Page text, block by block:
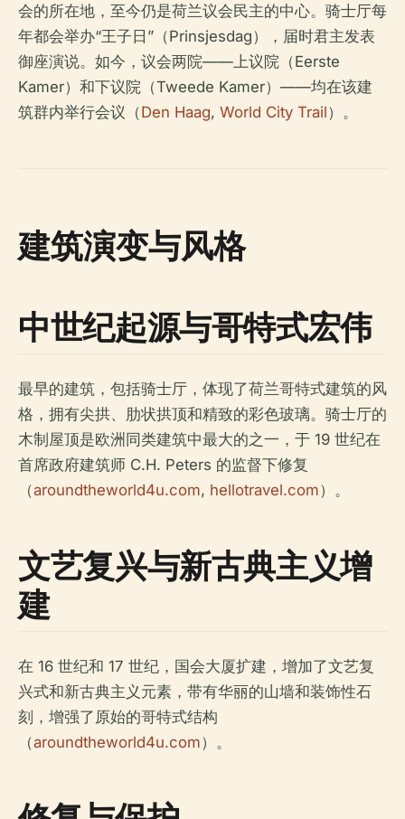
会的所在地，至今仍是荷兰议会民主的中心。骑士厅每
年都会举办“王子日”（Prinsjesdag），届时君主发表
御座演说。如今，议会两院——上议院（Eerste
Kamer）和下议院（Tweede Kamer）——均在该建
筑群内举行会议（Den Haag, World City Trail）。
建筑演变与风格
中世纪起源与哥特式宏伟
最早的建筑，包括骑士厅，体现了荷兰哥特式建筑的风
格，拥有尖拱、肋状拱顶和精致的彩色玻璃。骑士厅的
木制屋顶是欧洲同类建筑中最大的之一，于 19 世纪在
首席政府建筑师 C.H. Peters 的监督下修复
（aroundtheworld4u.com, hellotravel.com）。
文艺复兴与新古典主义增
建
在 16 世纪和 17 世纪，国会大厦扩建，增加了文艺复
兴式和新古典主义元素，带有华丽的山墙和装饰性石
刻，增强了原始的哥特式结构
（aroundtheworld4u.com）。